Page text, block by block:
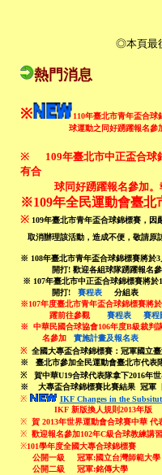
◎本頁最
熱門消息
※
110年臺北市青年盃合球
球運動之同好踴躍報名參
※
109年臺北市中正盃合球
有合
球同好踴躍報名參加
※109年全民運動會臺北
※109年臺北市青年盃合球錦標賽，因
取消辦理該活動，造成不便，敬請原
※ 108年臺北市青年盃合球錦標賽將於
開打! 歡迎各組球隊踴躍報名參
※ 107年臺北市中正盃合球錦標賽將於
開打! 賽程表
分組表
※107年度臺北市青年盃合球錦標賽將
躍前往參觀 賽程表
賽程
※ 中華民國合球協會106年度B級裁判
名參加 實施計畫及報名表
※ 全國大專盃合球錦標賽：冠軍國立
※
臺北市參加全民運動會臺北市代表
※
賀中華U19合球代表隊拿下2016年
※
大專盃合球錦標賽比賽結果 冠軍
※
IKF Changes in the
IKF 新版換人規則2013年
※ 賀 2013年世界運動會合球賽中華 代
※ 歡迎報名參加102年C級合球教練講
※101學年度全國大專合球錦標賽
公開一級 冠軍:國立台灣師範
公開二級 冠軍:銘傳大